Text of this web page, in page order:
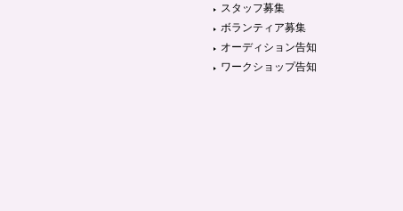
スタッフ募集
ボランティア募集
オーディション告知
ワークショップ告知